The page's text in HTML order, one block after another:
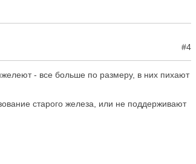
#4
- все больше по размеру, в них пихают
старого железа, или не поддерживают